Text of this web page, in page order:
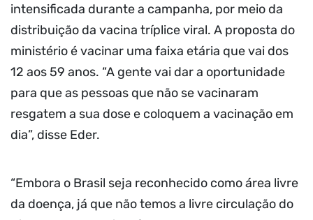
intensificada durante a campanha, por meio da
distribuição da vacina tríplice viral. A proposta do
ministério é vacinar uma faixa etária que vai dos
12 aos 59 anos. “A gente vai dar a oportunidade
para que as pessoas que não se vacinaram
resgatem a sua dose e coloquem a vacinação em
dia”, disse Eder.
“Embora o Brasil seja reconhecido como área livre
da doença, já que não temos a livre circulação do